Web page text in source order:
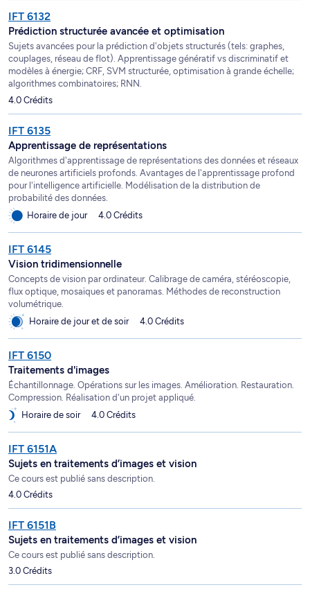
IFT 6132
Prédiction structurée avancée et optimisation
Sujets avancées pour la prédiction d'objets structurés (tels: graphes,
couplages, réseau de flot). Apprentissage génératif vs discriminatif et
modèles à énergie; CRF, SVM structurée, optimisation à grande échelle;
algorithmes combinatoires; RNN.
4.0 Crédits
IFT 6135
Apprentissage de représentations
Algorithmes d'apprentissage de représentations des données et réseaux
de neurones artificiels profonds. Avantages de l'apprentissage profond
pour l'intelligence artificielle. Modélisation de la distribution de
probabilité des données.
Horaire de jour
4.0 Crédits
IFT 6145
Vision tridimensionnelle
Concepts de vision par ordinateur. Calibrage de caméra, stéréoscopie,
flux optique, mosaïques et panoramas. Méthodes de reconstruction
volumétrique.
Horaire de jour et de soir
4.0 Crédits
IFT 6150
Traitements d'images
Échantillonnage. Opérations sur les images. Amélioration. Restauration.
Compression. Réalisation d'un projet appliqué.
Horaire de soir
4.0 Crédits
IFT 6151A
Sujets en traitements d’images et vision
Ce cours est publié sans description.
4.0 Crédits
IFT 6151B
Sujets en traitements d’images et vision
Ce cours est publié sans description.
3.0 Crédits